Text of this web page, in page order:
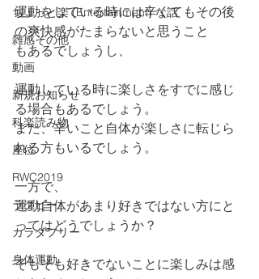
ちょっと楽 (Entertainment) な話
雑感その他
動画
新規お知らせ
科楽読み物
座位
RWC2019
ラグビー
カラダフリー
身体運動
運動をしている時には辛くてもその後
の爽快感がたまらないと思うこと
もあるでしょうし、
運動している時に楽しさをすでに感じ
る場合もあるでしょう。
また、辛いこと自体が楽しさに転じら
れる方もいるでしょう。
一方で、
運動自体があまり好きではない方にと
ってはどうでしょうか？
そもそも好きでないことに楽しみは感